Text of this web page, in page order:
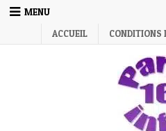
Skip
MENU
ACCUEIL
CONDITIONS